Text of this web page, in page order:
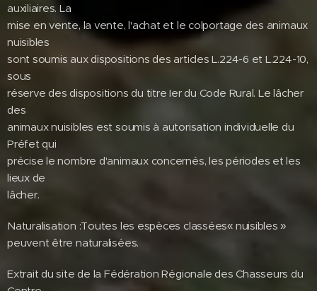
auxiliaires. La
mise en vente, la vente, l'achat et le colportage des animaux
nuisibles
sont soumis aux dispositions des articles L.224-6 et L.224-10,
sous
réserve des dispositions du titre Ier du Code Rural. Le lâcher
des
animaux nuisibles est soumis à autorisation individuelle du
Préfet qui
précise le nombre d'animaux concernés, les périodes et les
lieux de
lâcher.
Naturalisation :Toutes les espèces classées« nuisibles »
peuvent être naturalisées.
Extrait du site de la Fédération Régionale des Chasseurs du